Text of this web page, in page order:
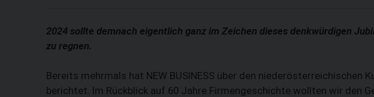
2024 sollte demnach eigentlich ganz im Zeichen dieses denkwürdigen
zu regnen.
Bereits mehrmals hat NEW BUSINESS über den
berichtet. Im Rückblick auf 60 Jahre Firmengeschichte wollten wir den